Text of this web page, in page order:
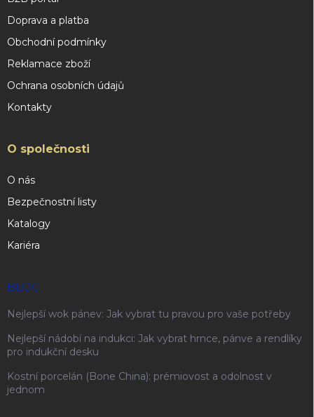
Doprava a platba
Obchodní podmínky
Reklamace zboží
Ochrana osobních údajů
Kontakty
O společnosti
O nás
Bezpečnostní listy
Katalogy
Kariéra
BLOG
Nejlepší wok pánev: Jak vybrat tu pravou pro vaše potřeby
Nejlepší nádobí na indukci: Jak vybrat hrnce, pánve a rendlíky
pro indukční desku
Kostní porcelán (Bone China): prémiovost a odolnost v
jednom